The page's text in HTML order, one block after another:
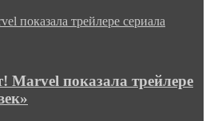
показала трейлере сериала
Marvel показала трейлере